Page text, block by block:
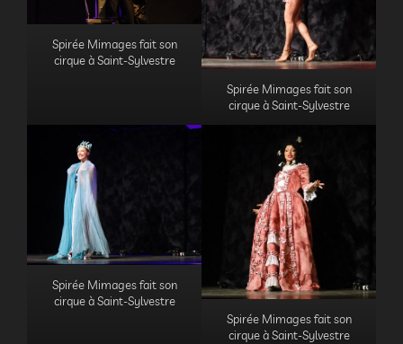
Spirée Mimages fait son
cirque à Saint-Sylvestre
Spirée Mimages fait son
cirque à Saint-Sylvestre
Spirée Mimages fait son
cirque à Saint-Sylvestre
Spirée Mimages fait son
cirque à Saint-Sylvestre